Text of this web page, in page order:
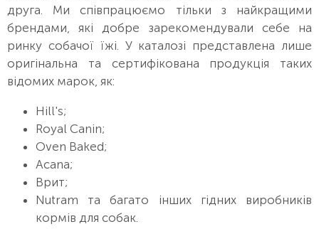
друга. Ми співпрацюємо тільки з найкращими
брендами, які добре зарекомендували себе на
ринку собачої їжі. У каталозі представлена ​​лише
оригінальна та сертифікована продукція таких
відомих марок, як:
Hill's;
Royal Canin;
Oven Baked;
Acana;
Врит;
Nutram та багато інших гідних виробників
кормів для собак.